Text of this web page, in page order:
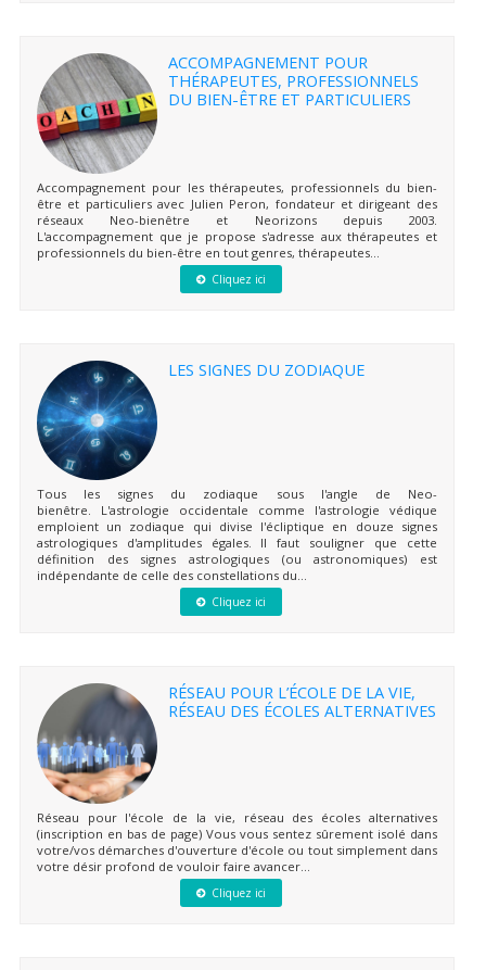
ACCOMPAGNEMENT POUR
THÉRAPEUTES, PROFESSIONNELS
DU BIEN-ÊTRE ET PARTICULIERS
Accompagnement pour les thérapeutes, professionnels du bien-
être et particuliers avec Julien Peron, fondateur et dirigeant des
réseaux Neo-bienêtre et Neorizons depuis 2003.
L'accompagnement que je propose s'adresse aux thérapeutes et
professionnels du bien-être en tout genres, thérapeutes...
Cliquez ici
LES SIGNES DU ZODIAQUE
Tous les signes du zodiaque sous l'angle de Neo-
bienêtre. L'astrologie occidentale comme l'astrologie védique
emploient un zodiaque qui divise l'écliptique en douze signes
astrologiques d'amplitudes égales. Il faut souligner que cette
définition des signes astrologiques (ou astronomiques) est
indépendante de celle des constellations du...
Cliquez ici
RÉSEAU POUR L’ÉCOLE DE LA VIE,
RÉSEAU DES ÉCOLES ALTERNATIVES
Réseau pour l'école de la vie, réseau des écoles alternatives
(inscription en bas de page) Vous vous sentez sûrement isolé dans
votre/vos démarches d'ouverture d'école ou tout simplement dans
votre désir profond de vouloir faire avancer...
Cliquez ici